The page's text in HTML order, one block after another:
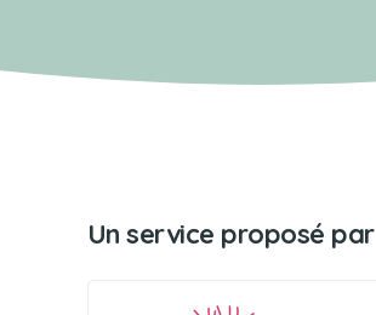
Un service proposé par